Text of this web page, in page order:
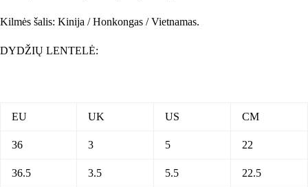
Kilmės šalis: Kinija / Honkongas / Vietnamas.
DYDŽIŲ LENTELĖ:
EU UK US CM
36 3 5 22
36.5 3.5 5.5 22.5